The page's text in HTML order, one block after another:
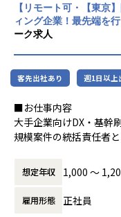
ャーを募集します。
単なる進行管理ではな
略の中核を担うポジショ
■アヴァント株式会社
ミガロホールディング
ます。
もともとの特徴である
に、大手HDだからこそ
アヴァントの社長をは
てきました。
【リモート可・【東京
ィング企業！最先端を
ーク求人
客先出社あり 週1日以上
■お仕事内容
大手企業向けDX・基幹
規模案件の統括責任者と
ます。
・不動産業界向けプロ
・要件定義～受入（
・顧客との要件／スコ
想定年収 1,000 〜
雇用形態 正社員